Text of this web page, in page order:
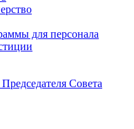
для персонала
Совета